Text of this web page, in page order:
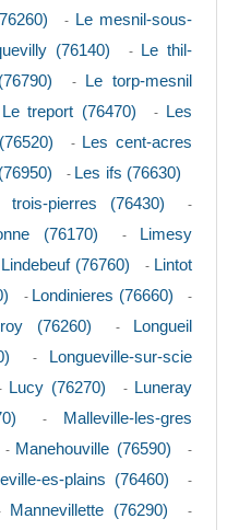
- Le mesnil-sous-
(76140) -
Le thil-
-
Le torp-mesnil
Le treport (76470) -
Les
- Les cent-acres
- Les ifs (76630)
trois-pierres (76430) -
(76170) -
Limesy
Lindebeuf (76760) - Lintot
- Londinieres (76660) -
(76260) -
Longueil
-
Longueville-sur-scie
Lucy (76270) - Luneray
-
Malleville-les-gres
- Manehouville (76590) -
es-plains (76460) -
Mannevillette (76290) -